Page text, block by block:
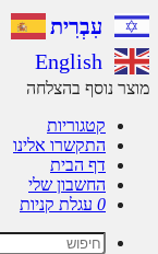
עִבְרִית
English
מוצר נוסף בהצלחה
קטגוריות
התקשרו אלינו
דף הבית
החשבון שלי
0 עגלת קניות